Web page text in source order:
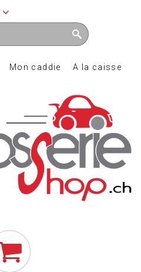
Mon caddie A la caisse